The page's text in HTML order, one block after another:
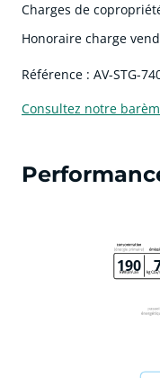
Charges de
Honoraire charge
Référence : AV-STG-
Consultez notre
190